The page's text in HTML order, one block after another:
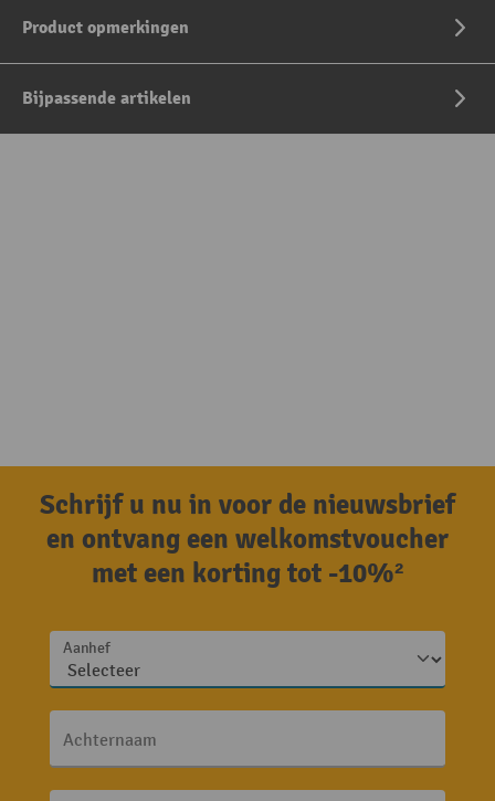
Product opmerkingen
Bijpassende artikelen
Schrijf u nu in voor de nieuwsbrief
en ontvang een welkomstvoucher
met een korting tot -10%²
Aanhef
Achternaam